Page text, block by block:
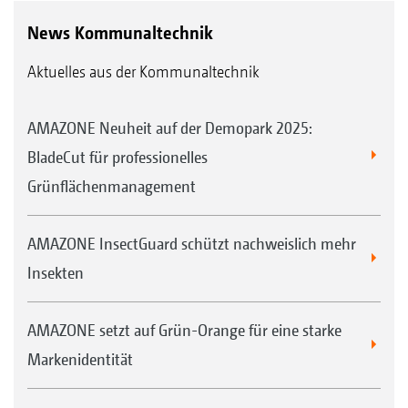
News Kommunaltechnik
Aktuelles aus der Kommunaltechnik
AMAZONE Neuheit auf der Demopark 2025:
BladeCut für professionelles
Grünflächenmanagement
AMAZONE InsectGuard schützt nachweislich mehr
Insekten
AMAZONE setzt auf Grün-Orange für eine starke
Markenidentität